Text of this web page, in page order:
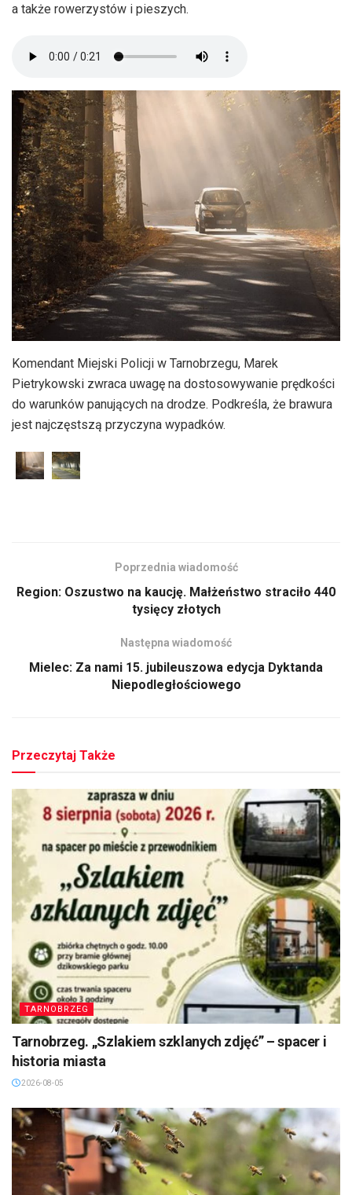
a także rowerzystów i pieszych.
Komendant Miejski Policji w Tarnobrzegu, Marek
Pietrykowski zwraca uwagę na dostosowywanie prędkości
do warunków panujących na drodze. Podkreśla, że brawura
jest najczęstszą przyczyna wypadków.
Poprzednia wiadomość
Region: Oszustwo na kaucję. Małżeństwo straciło 440
tysięcy złotych
Następna wiadomość
Mielec: Za nami 15. jubileuszowa edycja Dyktanda
Niepodległościowego
Przeczytaj Także
TARNOBRZEG
Tarnobrzeg. „Szlakiem szklanych zdjęć” – spacer i
historia miasta
2026-08-05